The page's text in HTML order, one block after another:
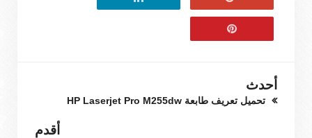
أحدث
تحميل تعريف طابعة HP Laserjet Pro M255dw
أقدم